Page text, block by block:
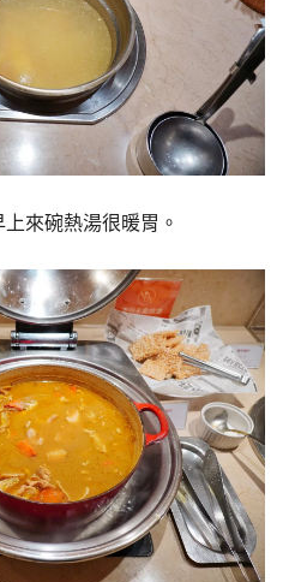
來碗熱湯很暖胃。